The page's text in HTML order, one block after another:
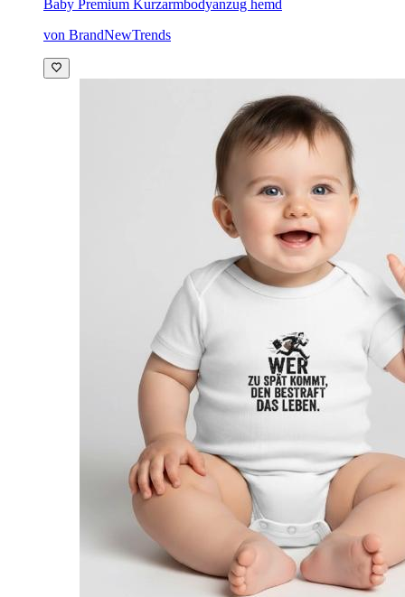
Baby Premium Kurzarmbodyanzug hemd
von BrandNewTrends